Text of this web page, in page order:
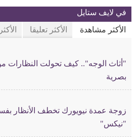
في لايف ستايل
الأكثر مشاهدة الأكثر تعليقا
"أثاث الوجه".. كيف تحولت النظارات
بصرية
زوجة عمدة نيويورك تخطف الأنظار
"نيكس"